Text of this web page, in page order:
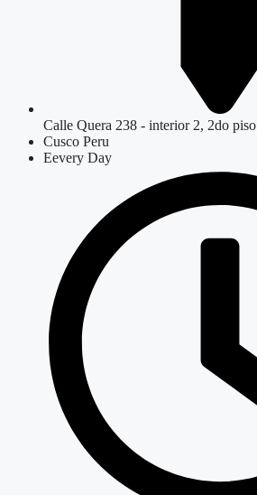
Calle Quera 238 - interior 2, 2do piso
Cusco Peru
Eevery Day